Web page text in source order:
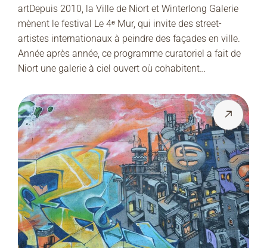
artDepuis 2010, la Ville de Niort et Winterlong Galerie
mènent le festival Le 4ᵉ Mur, qui invite des street-
artistes internationaux à peindre des façades en ville.
Année après année, ce programme curatoriel a fait de
Niort une galerie à ciel ouvert où cohabitent…